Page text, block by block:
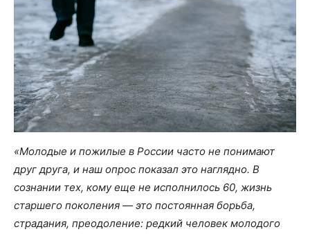
«Молодые и пожилые в России часто не понимают
друг друга, и наш опрос показал это наглядно. В
сознании тех, кому еще не исполнилось 60, жизнь
старшего поколения — это постоянная борьба,
страдания, преодоление: редкий человек молодого